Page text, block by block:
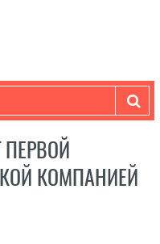
ПЕРВОЙ
КОМПАНИЕЙ